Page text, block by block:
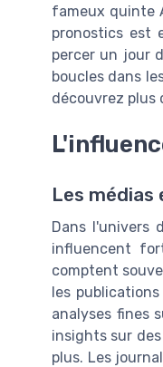
fameux quinte
pronostics est
percer un jour
boucles dans
découvrez plus
Les médias
Dans l'univers
influencent
comptent
les
analyses fines
insights sur
plus. Les